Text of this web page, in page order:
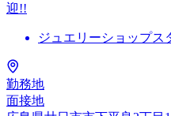
迎!!
ジュエリーショップス
勤務地
面接地